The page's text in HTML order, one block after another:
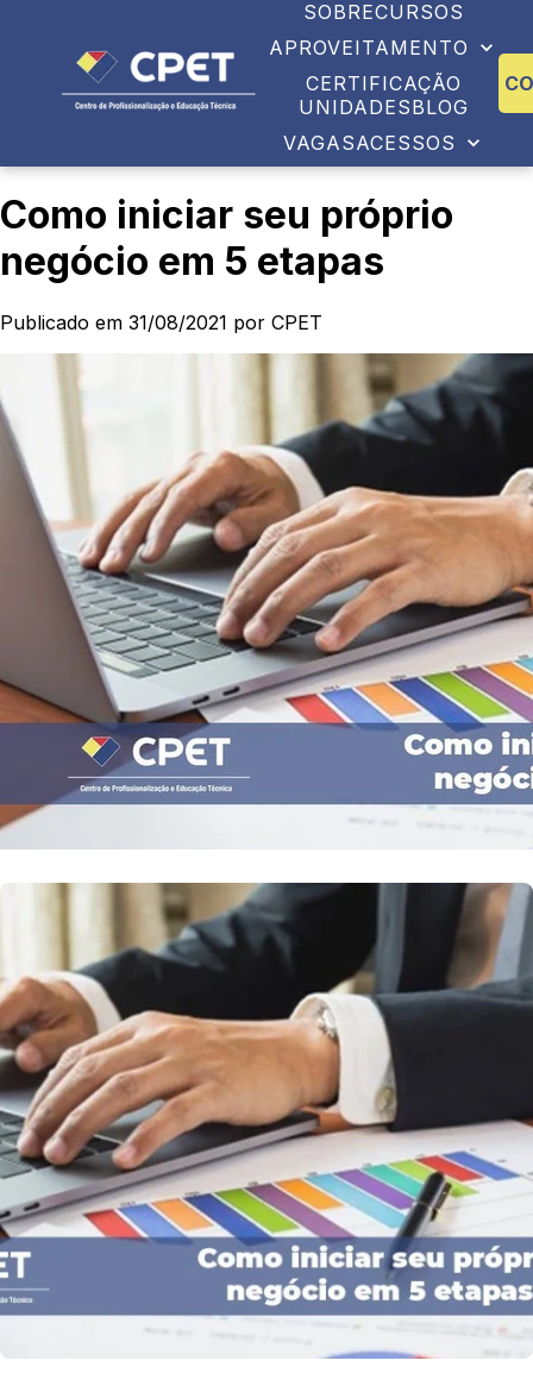
SOBRECURSOS
APROVEITAMENTO
CERTIFICAÇÃO
UNIDADESBLOG
VAGASACESSOS
Como iniciar seu próprio
negócio em 5 etapas
Publicado em 31/08/2021 por CPET